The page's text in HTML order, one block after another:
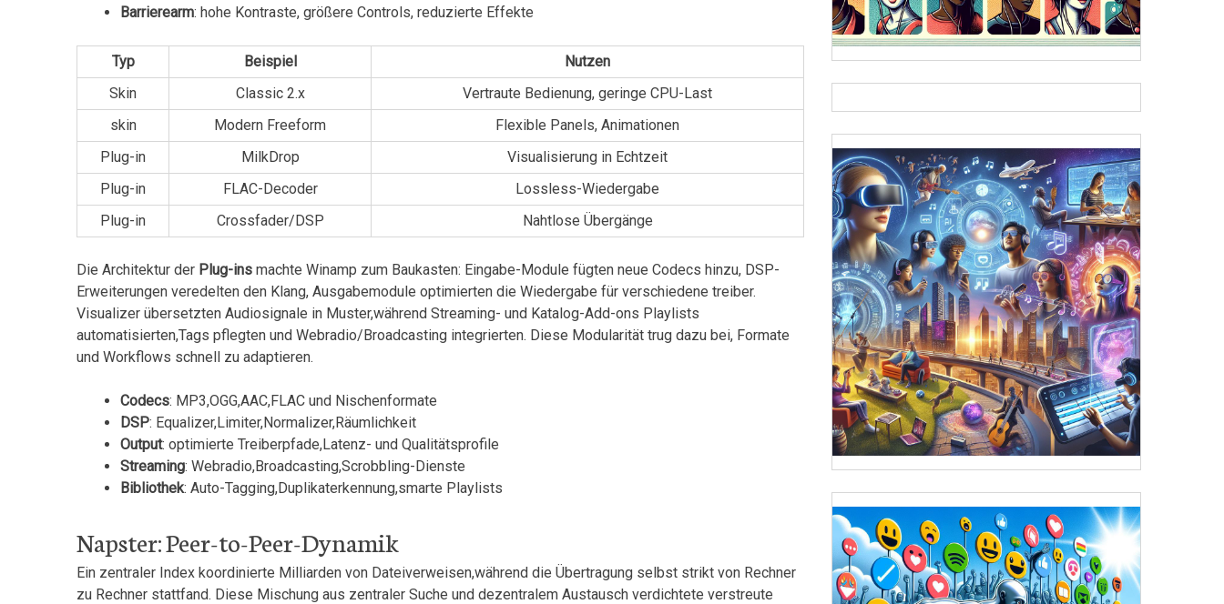
Barrierearm: hohe Kontraste, größere Controls, reduzierte‍ Effekte
Typ Beispiel
Nutzen
Skin
Classic 2.x
Vertraute Bedienung, geringe ⁢CPU-Last
skin
Modern Freeform
Flexible Panels, Animationen
Plug-in
MilkDrop
Visualisierung in Echtzeit
Plug-in
FLAC-Decoder
Lossless-Wiedergabe
Plug-in
Crossfader/DSP Nahtlose ​Übergänge
Die‌ Architektur der Plug-ins machte Winamp zum ⁢Baukasten: Eingabe-Module fügten neue Codecs hinzu,‍ DSP-
Erweiterungen veredelten den Klang, Ausgabemodule optimierten die Wiedergabe für verschiedene treiber.
Visualizer⁤ übersetzten Audiosignale in Muster,während Streaming- ⁢und Katalog-Add-ons Playlists
automatisierten,Tags pflegten und Webradio/Broadcasting integrierten.​ Diese Modularität ‍trug dazu bei, Formate
⁢und Workflows schnell zu adaptieren.
Codecs: ‍MP3,OGG,AAC,FLAC und Nischenformate
DSP: Equalizer,Limiter,Normalizer,Räumlichkeit
Output: ⁢optimierte ⁢Treiberpfade,Latenz- und ⁤Qualitätsprofile
Streaming: Webradio,Broadcasting,Scrobbling-Dienste
Bibliothek: Auto-Tagging,Duplikaterkennung,smarte ⁣Playlists
Napster: Peer-to-Peer-Dynamik
Ein ‌zentraler Index koordinierte Milliarden von Dateiverweisen,während die Übertragung⁢ selbst strikt von Rechner
zu Rechner stattfand. Diese Mischung aus zentraler Suche und dezentralem‍ Austausch verdichtete verstreute